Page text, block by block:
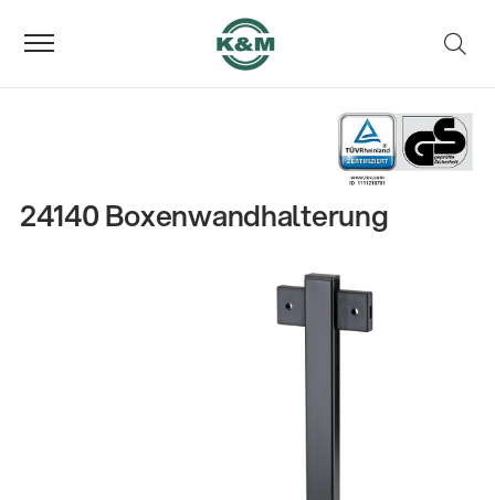
24140 Boxenwandhalterung